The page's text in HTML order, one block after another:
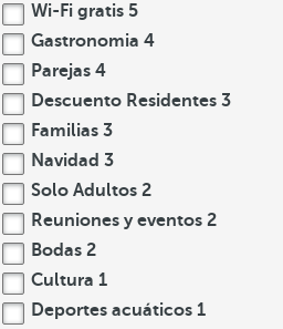
Wi-Fi gratis 5
Gastronomia 4
Parejas 4
Descuento Residentes 3
Familias 3
Navidad 3
Solo Adultos 2
Reuniones y eventos 2
Bodas 2
Cultura 1
Deportes acuáticos 1